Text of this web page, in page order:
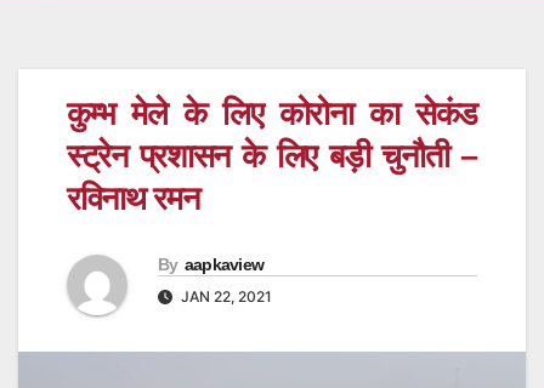
कुम्भ मेले के लिए कोरोना का सेकंड
स्ट्रेन प्रशासन के लिए बड़ी चुनौती –
रविनाथ रमन
By aapkaview
JAN 22, 2021